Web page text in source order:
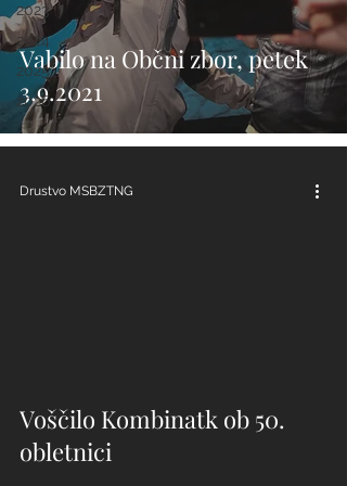
2023
2024
2025
2026
Vabilo na Občni zbor, petek
3.9.2021
Voščilo Kombinatk ob 50.
obletnici
Drustvo MSBZTNG